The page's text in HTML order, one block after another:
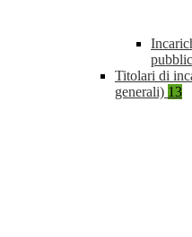
Titolari di
generali) 13